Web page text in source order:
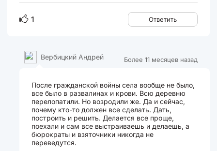
1 Ответить
Более 11 месяцев назад
Вербицкий Андрей
После гражданской войны села вообще не было,
все было в развалинах и крови. Всю деревню
перелопатили. Но возродили же. Да и сейчас,
почему кто-то должен все сделать. Дать,
построить и решить. Делается все проще,
поехали и сам все выстраиваешь и делаешь, а
бюрократы и взяточники никогда не
переведутся.